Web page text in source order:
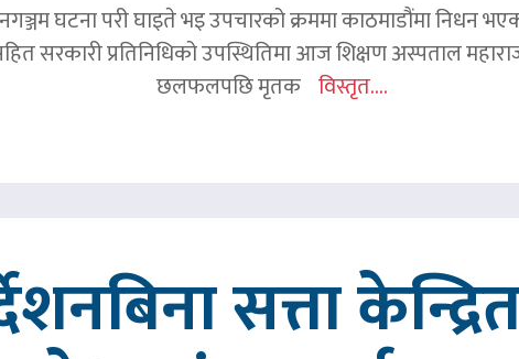
घटना परी घाइते भइ उपचारको क्रममा काठमाडौंमा निधन
सरकारी प्रतिनिधिको उपस्थितिमा आज शिक्षण अस्पताल
छलफलपछि मृतक विस्तृत....
सत्ता